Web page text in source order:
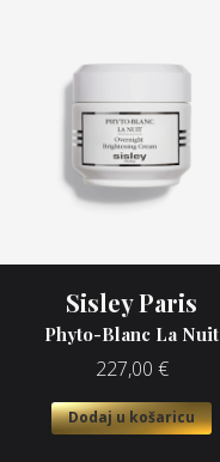
Sisley Paris
Phyto-Blanc La Nuit
227,00 €
Dodaj u košaricu